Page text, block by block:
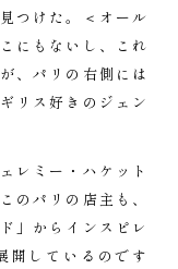
つけた。＜オール
にもないし、これ
、パリの右側には
リス好きのジェン
レミー・ハケット
のパリの店主も、
」からインスピレ
開しているのです